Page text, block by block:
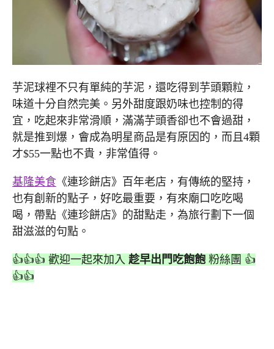
芋泥球裡不只有單純的芋泥，還吃得到芋頭顆粒，
味道十分自然完美。另外甜度跟奶味也控制的得
宜，吃起來非常滑順，滿滿芋頭香卻也不會過甜，
就是推到爆，會成為明星商品是有原因的，而且4顆
才$55一點也不貴，非常值得。
基隆美食 《連珍餅店》百年老店，有傳統的堅持，
也有創新的點子，好吃最重要，有來廟口吃吃喝
喝，帶點《連珍餅店》的甜點走，為旅行劃下一個
甜滋滋的句點。
👍👍👍 歡迎一起來加入 趁早出門吃飽飽 粉絲團 👍
👍👍